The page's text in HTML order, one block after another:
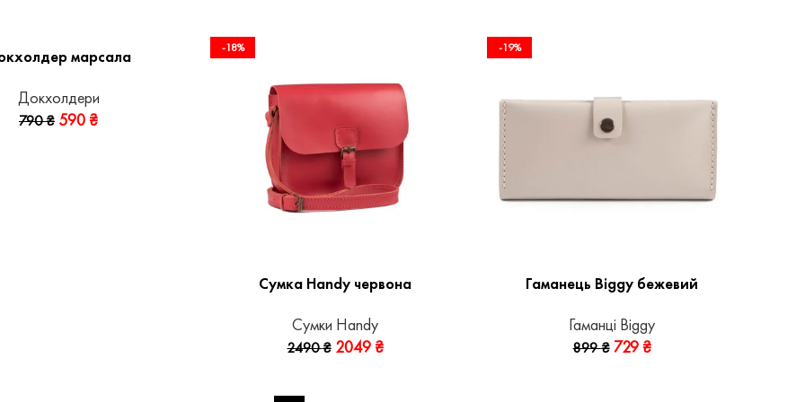
марсала
Докхолдери
790₴ 590 ₴
-18%
Сумка Handy червона
Сумки Handy
2490₴ 2049 ₴
-19%
Гаманець Biggy бежевий
Гаманці Biggy
899₴ 729 ₴